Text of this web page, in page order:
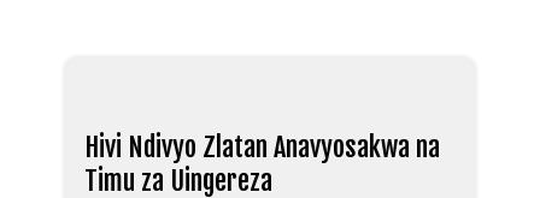
Hivi Ndivyo Zlatan Anavyosakwa na
Timu za Uingereza